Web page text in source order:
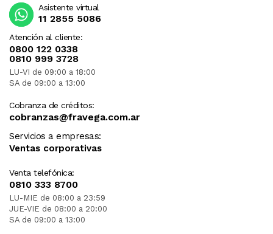
Atención al cliente:
0800 122 0338
0810 999 3728
LU-VI de 09:00 a 18:00
SA de 09:00 a 13:00
Cobranza de créditos:
cobranzas@fravega.com.ar
Servicios a empresas:
Ventas corporativas
Venta telefónica:
0810 333 8700
LU-MIE de 08:00 a 23:59
JUE-VIE de 08:00 a 20:00
SA de 09:00 a 13:00
Asistente virtual
11 2855 5086